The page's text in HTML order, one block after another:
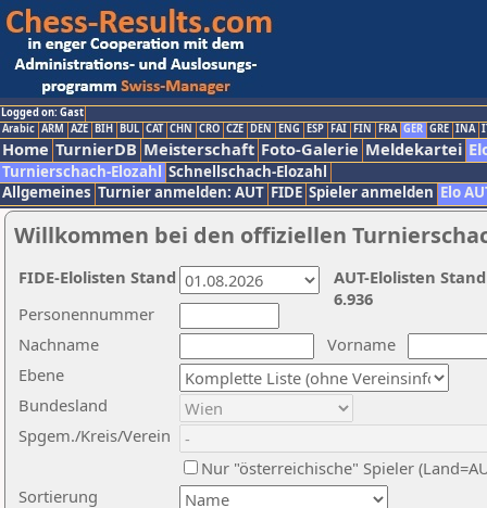
Logged on: Gast
Arabic ARM AZE BIH BUL CAT CHN CRO CZE DEN ENG ESP FAI FIN FRA GER GRE INA
Home TurnierDB Meisterschaft Foto-Galerie Meldekartei
Turnierschach-Elozahl Schnellschach-Elozahl
Allgemeines Turnier anmelden: AUT FIDE Spieler anmelden Elo
Willkommen bei den offiziellen
Nachname
Vorname
Ebene
Sortierung
Personennummer
Bundesland
Spgem./Kreis/Verein
Nur "österreichische" Spieler
AUT-Elolisten
6.936
FIDE-Elolisten Stand